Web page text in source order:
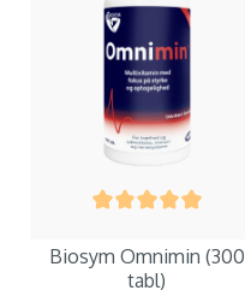
Biosym Omnimin (300
tabl)